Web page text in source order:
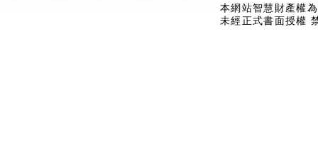
本網站智慧財產權
未經正式書面授權